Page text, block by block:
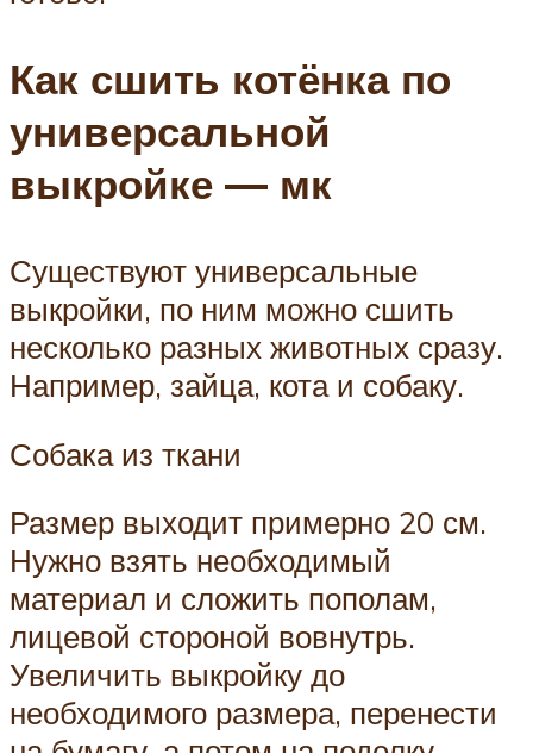
Как сшить котёнка по
универсальной
выкройке — мк
Существуют универсальные
выкройки, по ним можно сшить
несколько разных животных сразу.
Например, зайца, кота и собаку.
Собака из ткани
Размер выходит примерно 20 см.
Нужно взять необходимый
материал и сложить пополам,
лицевой стороной вовнутрь.
Увеличить выкройку до
необходимого размера, перенести